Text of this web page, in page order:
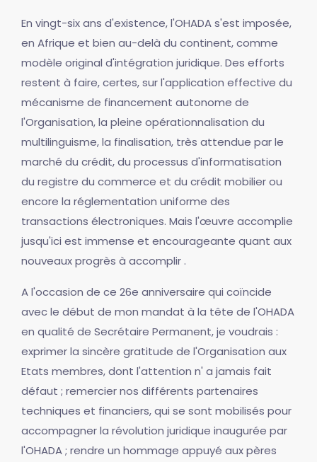
En vingt-six ans d'existence, l'OHADA s'est imposée,
en Afrique et bien au-delà du continent, comme
modèle original d'intégration juridique. Des efforts
restent à faire, certes, sur l'application effective du
mécanisme de financement autonome de
l'Organisation, la pleine opérationnalisation du
multilinguisme, la finalisation, très attendue par le
marché du crédit, du processus d'informatisation
du registre du commerce et du crédit mobilier ou
encore la réglementation uniforme des
transactions électroniques. Mais l'œuvre accomplie
jusqu'ici est immense et encourageante quant aux
nouveaux progrès à accomplir .
A l'occasion de ce 26e anniversaire qui coïncide
avec le début de mon mandat à la tête de l'OHADA
en qualité de Secrétaire Permanent, je voudrais :
exprimer la sincère gratitude de l'Organisation aux
Etats membres, dont l'attention n' a jamais fait
défaut ; remercier nos différents partenaires
techniques et financiers, qui se sont mobilisés pour
accompagner la révolution juridique inaugurée par
l'OHADA ; rendre un hommage appuyé aux pères